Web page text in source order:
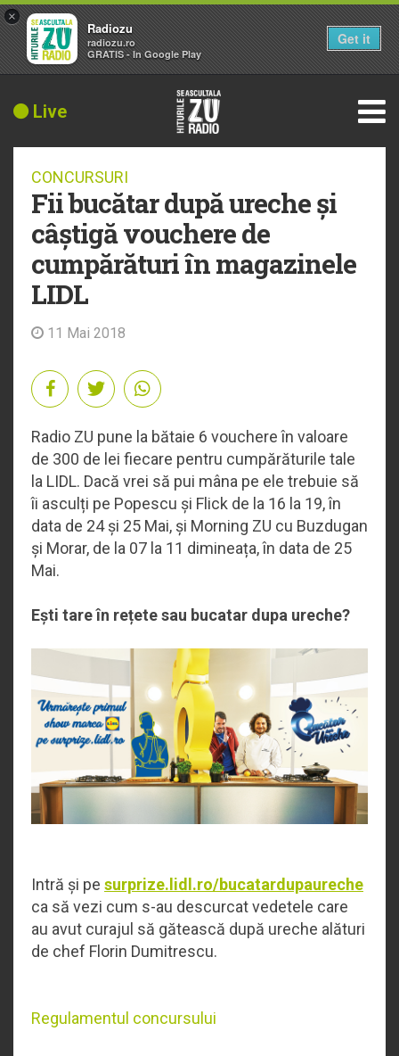
Live
CONCURSURI
Fii bucătar după ureche și
câștigă vouchere de
cumpărături în magazinele
LIDL
11 Mai 2018
Radio ZU pune la bătaie 6 vouchere în valoare
de 300 de lei fiecare pentru cumpărăturile tale
la LIDL. Dacă vrei să pui mâna pe ele trebuie să
îi asculți pe Popescu și Flick de la 16 la 19, în
data de 24 și 25 Mai, și Morning ZU cu Buzdugan
și Morar, de la 07 la 11 dimineața, în data de 25
Mai.
Ești tare în rețete sau bucatar dupa ureche?
Intră și pe surprize.lidl.ro/bucatardupaureche
ca să vezi cum s-au descurcat vedetele care
au avut curajul să gătească după ureche alături
de chef Florin Dumitrescu.
Regulamentul concursului
×
Radiozu
radiozu.ro
GRATIS - In Google Play
Get it